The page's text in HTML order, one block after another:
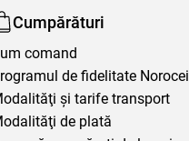
Cumpărături
comand
de fidelitate Norocei
şi tarife transport
de plată